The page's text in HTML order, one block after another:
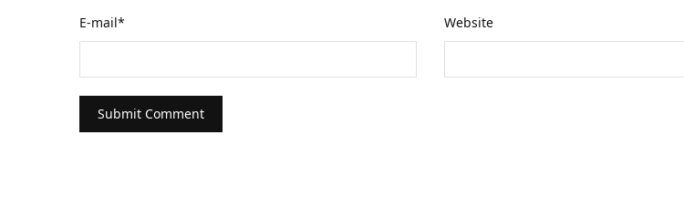
E-mail* Website